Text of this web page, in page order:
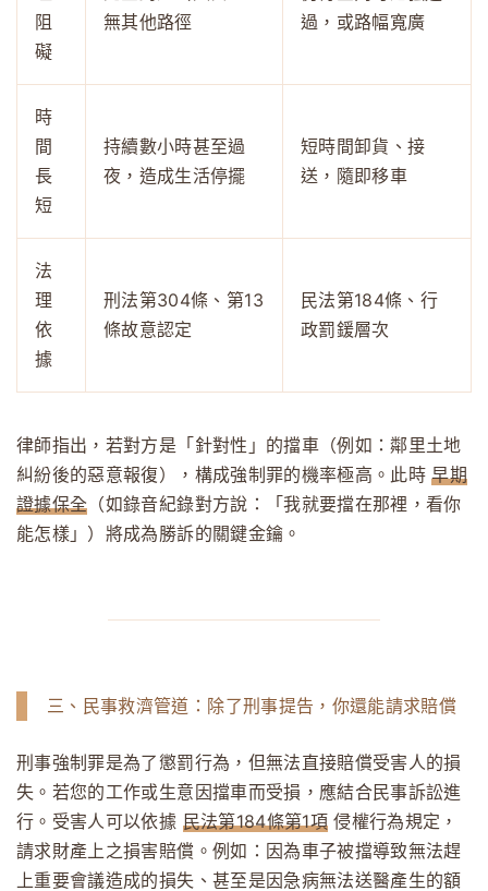
阻
礙
無其他路徑
過，或路幅寬廣
時
間
長
短
持續數小時甚至過
夜，造成生活停擺
短時間卸貨、接
送，隨即移車
法
理
依
據
刑法第304條、第13
條故意認定
民法第184條、行
政罰鍰層次
律師指出，若對方是「針對性」的擋車（例如：鄰里土地
糾紛後的惡意報復），構成強制罪的機率極高。此時早期
證據保全 （如錄音紀錄對方說：「我就要擋在那裡，看你
能怎樣」）將成為勝訴的關鍵金鑰。
三、民事救濟管道：除了刑事提告，你還能請求賠償
刑事強制罪是為了懲罰行為，但無法直接賠償受害人的損
失。若您的工作或生意因擋車而受損，應結合民事訴訟進
行。受害人可以依據 民法第184條第1項 侵權行為規定，
請求財產上之損害賠償。例如：因為車子被擋導致無法趕
上重要會議造成的損失、甚至是因急病無法送醫產生的額